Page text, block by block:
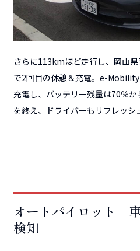
さらに113kmほど走行し、岡山
で2回目の休憩＆充電。e-
充電し、バッテリー残量は70％
を終え、ドライバーもリフレッシ
オートパイロット
検知